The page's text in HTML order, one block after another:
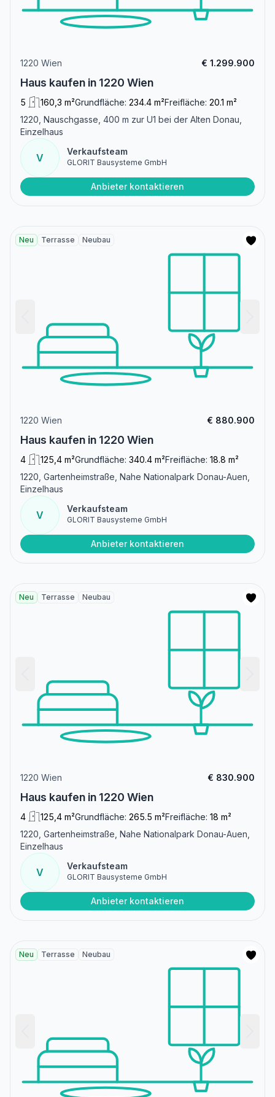
1220 Wien € 1.299.900
Haus kaufen in 1220 Wien
5 160,3 m²Grundfläche: 234.4 m²Freifläche: 20.1 m²
1220, Nauschgasse, 400 m zur U1 bei der Alten Donau,
Einzelhaus
V
Verkaufsteam
GLORIT Bausysteme GmbH
Anbieter kontaktieren
Neu Terrasse Neubau
1220 Wien € 880.900
Haus kaufen in 1220 Wien
4 125,4 m²Grundfläche: 340.4 m²Freifläche: 18.8 m²
1220, Gartenheimstraße, Nahe Nationalpark Donau-Auen,
Einzelhaus
V
Verkaufsteam
GLORIT Bausysteme GmbH
Anbieter kontaktieren
Neu Terrasse Neubau
1220 Wien € 830.900
Haus kaufen in 1220 Wien
4 125,4 m²Grundfläche: 265.5 m²Freifläche: 18 m²
1220, Gartenheimstraße, Nahe Nationalpark Donau-Auen,
Einzelhaus
V
Verkaufsteam
GLORIT Bausysteme GmbH
Anbieter kontaktieren
Neu Terrasse Neubau